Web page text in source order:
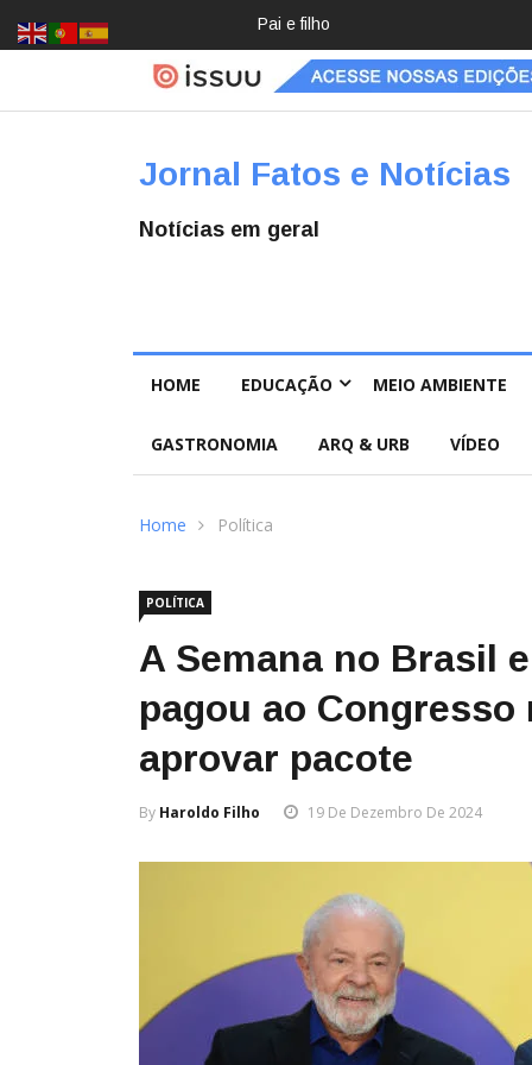
Crochê, jardinagem, diário:
Jornal Fatos e Notícias
Notícias em geral
HOME EDUCAÇÃO MEIO AMBIENTE
GASTRONOMIA ARQ & URB VÍDEO
Home Política
POLÍTICA
A Semana no Brasil
pagou ao
aprovar pacote
By Haroldo Filho 19 De Dezembro De 2024